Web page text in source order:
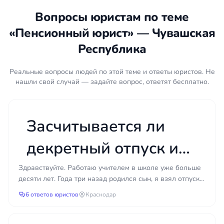
затягивать с подачей заявления невыгодно. На
рассмотрение заявления Социальному фонду
отводится установленный законом срок, по
истечении которого выносится решение о
можно обжаловать в вышестоящий орган фонда
или сразу в суд. Для обращения в суд действует
нередко учитывают длящийся характер
нарушения. Своевременная консультация юриста
в регионе Чувашская Республика помогает не
пропустить значимые сроки и зафиксировать дату
обращения.
Порядок защиты пенсионных
Вопросы юристам по теме
«Пенсионный юрист» — Чувашская
Республика
Реальные вопросы людей по этой теме и ответы юристов. Не
нашли свой случай — задайте вопрос, ответят бесплатно.
Засчитывается ли
декретный отпуск и
отпуск по уходу за
ребёнком в льготный
Здравствуйте. Работаю учителем в школе уже больше
десяти лет. Года три назад родился сын, я взял отпуск
по уходу за ребёнком до трёх лет. Сейчас верну...
6 ответов юристов Краснодар